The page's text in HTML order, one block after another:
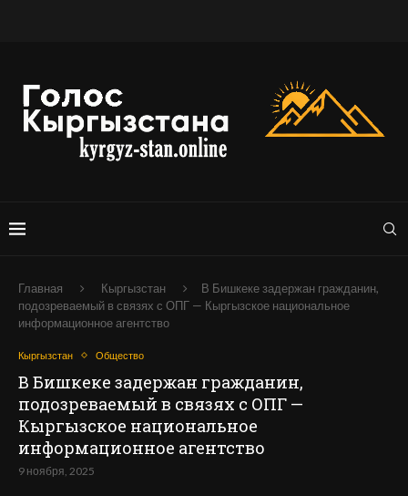
Главная Кыргызстан
В Бишкеке задержан гражданин,
подозреваемый в связях с ОПГ — Кыргызское национальное
информационное агентство
Кыргызстан Общество
В Бишкеке задержан гражданин,
подозреваемый в связях с ОПГ —
Кыргызское национальное
информационное агентство
9 ноября, 2025